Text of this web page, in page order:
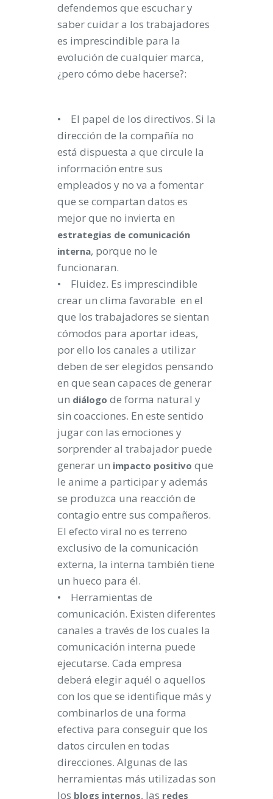
defendemos que escuchar y
saber cuidar a los trabajadores
es imprescindible para la
evolución de cualquier marca,
¿pero cómo debe hacerse?:
• El papel de los directivos. Si la
dirección de la compañía no
está dispuesta a que circule la
información entre sus
empleados y no va a fomentar
que se compartan datos es
mejor que no invierta en
estrategias de comunicación
interna, porque no le
funcionaran.
• Fluidez. Es imprescindible
crear un clima favorable en el
que los trabajadores se sientan
cómodos para aportar ideas,
por ello los canales a utilizar
deben de ser elegidos pensando
en que sean capaces de generar
un diálogo de forma natural y
sin coacciones. En este sentido
jugar con las emociones y
sorprender al trabajador puede
generar un impacto positivo que
le anime a participar y además
se produzca una reacción de
contagio entre sus compañeros.
El efecto viral no es terreno
exclusivo de la comunicación
externa, la interna también tiene
un hueco para él.
• Herramientas de
comunicación. Existen diferentes
canales a través de los cuales la
comunicación interna puede
ejecutarse. Cada empresa
deberá elegir aquél o aquellos
con los que se identifique más y
combinarlos de una forma
efectiva para conseguir que los
datos circulen en todas
direcciones. Algunas de las
herramientas más utilizadas son
los blogs internos, las redes